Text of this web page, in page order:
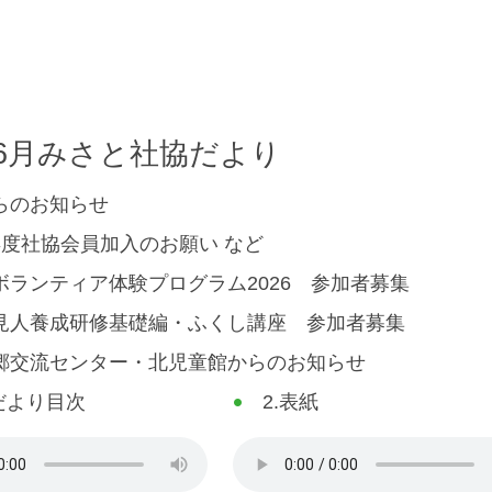
みさと社協だより
のお知らせ
社協会員加入のお願い など
ランティア体験プログラム2026 参加者募集
人養成研修基礎編・ふくし講座 参加者募集
交流センター・北児童館からのお知らせ
より目次
2.表紙